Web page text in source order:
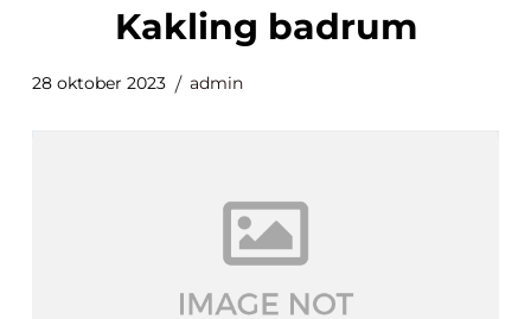
kakling badrum
28 oktober 2023 admin